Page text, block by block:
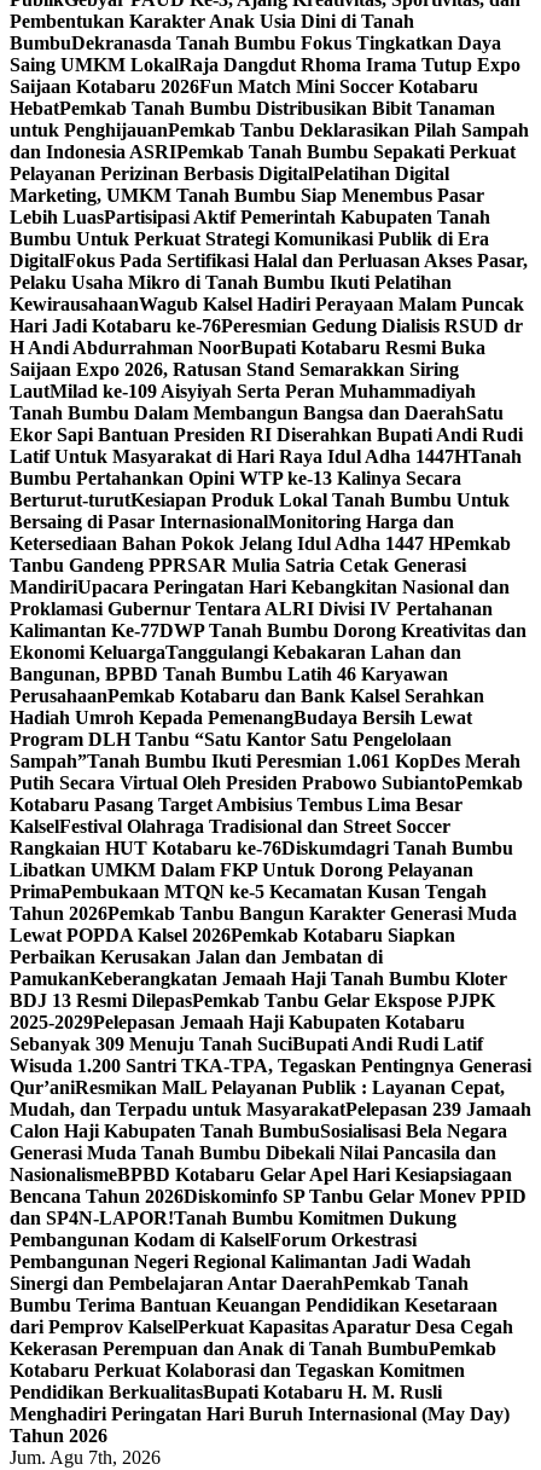
Pembentukan Karakter Anak Usia Dini di Tanah
BumbuDekranasda Tanah Bumbu Fokus Tingkatkan Daya
Saing UMKM LokalRaja Dangdut Rhoma Irama Tutup Expo
Saijaan Kotabaru 2026Fun Match Mini Soccer Kotabaru
HebatPemkab Tanah Bumbu Distribusikan Bibit Tanaman
untuk PenghijauanPemkab Tanbu Deklarasikan Pilah Sampah
dan Indonesia ASRIPemkab Tanah Bumbu Sepakati Perkuat
Pelayanan Perizinan Berbasis DigitalPelatihan Digital
Marketing, UMKM Tanah Bumbu Siap Menembus Pasar
Lebih LuasPartisipasi Aktif Pemerintah Kabupaten Tanah
Bumbu Untuk Perkuat Strategi Komunikasi Publik di Era
DigitalFokus Pada Sertifikasi Halal dan Perluasan Akses Pasar,
Pelaku Usaha Mikro di Tanah Bumbu Ikuti Pelatihan
KewirausahaanWagub Kalsel Hadiri Perayaan Malam Puncak
Hari Jadi Kotabaru ke-76Peresmian Gedung Dialisis RSUD dr
H Andi Abdurrahman NoorBupati Kotabaru Resmi Buka
Saijaan Expo 2026, Ratusan Stand Semarakkan Siring
LautMilad ke-109 Aisyiyah Serta Peran Muhammadiyah
Tanah Bumbu Dalam Membangun Bangsa dan DaerahSatu
Ekor Sapi Bantuan Presiden RI Diserahkan Bupati Andi Rudi
Latif Untuk Masyarakat di Hari Raya Idul Adha 1447HTanah
Bumbu Pertahankan Opini WTP ke-13 Kalinya Secara
Berturut-turutKesiapan Produk Lokal Tanah Bumbu Untuk
Bersaing di Pasar InternasionalMonitoring Harga dan
Ketersediaan Bahan Pokok Jelang Idul Adha 1447 HPemkab
Tanbu Gandeng PPRSAR Mulia Satria Cetak Generasi
MandiriUpacara Peringatan Hari Kebangkitan Nasional dan
Proklamasi Gubernur Tentara ALRI Divisi IV Pertahanan
Kalimantan Ke-77DWP Tanah Bumbu Dorong Kreativitas dan
Ekonomi KeluargaTanggulangi Kebakaran Lahan dan
Bangunan, BPBD Tanah Bumbu Latih 46 Karyawan
PerusahaanPemkab Kotabaru dan Bank Kalsel Serahkan
Hadiah Umroh Kepada PemenangBudaya Bersih Lewat
Program DLH Tanbu “Satu Kantor Satu Pengelolaan
Sampah”Tanah Bumbu Ikuti Peresmian 1.061 KopDes Merah
Putih Secara Virtual Oleh Presiden Prabowo SubiantoPemkab
Kotabaru Pasang Target Ambisius Tembus Lima Besar
KalselFestival Olahraga Tradisional dan Street Soccer
Rangkaian HUT Kotabaru ke-76Diskumdagri Tanah Bumbu
Libatkan UMKM Dalam FKP Untuk Dorong Pelayanan
PrimaPembukaan MTQN ke-5 Kecamatan Kusan Tengah
Tahun 2026Pemkab Tanbu Bangun Karakter Generasi Muda
Lewat POPDA Kalsel 2026Pemkab Kotabaru Siapkan
Perbaikan Kerusakan Jalan dan Jembatan di
PamukanKeberangkatan Jemaah Haji Tanah Bumbu Kloter
BDJ 13 Resmi DilepasPemkab Tanbu Gelar Ekspose PJPK
2025-2029Pelepasan Jemaah Haji Kabupaten Kotabaru
Sebanyak 309 Menuju Tanah SuciBupati Andi Rudi Latif
Wisuda 1.200 Santri TKA-TPA, Tegaskan Pentingnya Generasi
Qur’aniResmikan MalL Pelayanan Publik : Layanan Cepat,
Mudah, dan Terpadu untuk MasyarakatPelepasan 239 Jamaah
Calon Haji Kabupaten Tanah BumbuSosialisasi Bela Negara
Generasi Muda Tanah Bumbu Dibekali Nilai Pancasila dan
NasionalismeBPBD Kotabaru Gelar Apel Hari Kesiapsiagaan
Bencana Tahun 2026Diskominfo SP Tanbu Gelar Monev PPID
dan SP4N-LAPOR!Tanah Bumbu Komitmen Dukung
Pembangunan Kodam di KalselForum Orkestrasi
Pembangunan Negeri Regional Kalimantan Jadi Wadah
Sinergi dan Pembelajaran Antar DaerahPemkab Tanah
Bumbu Terima Bantuan Keuangan Pendidikan Kesetaraan
dari Pemprov KalselPerkuat Kapasitas Aparatur Desa Cegah
Kekerasan Perempuan dan Anak di Tanah BumbuPemkab
Kotabaru Perkuat Kolaborasi dan Tegaskan Komitmen
Pendidikan BerkualitasBupati Kotabaru H. M. Rusli
Menghadiri Peringatan Hari Buruh Internasional (May Day)
Tahun 2026
Jum. Agu 7th, 2026